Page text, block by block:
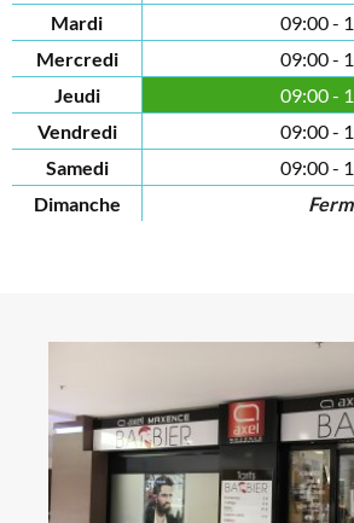
Mardi
09:00 -
Mercredi
09:00 -
Jeudi
09:00 -
Vendredi
09:00 -
Samedi
09:00 -
Dimanche